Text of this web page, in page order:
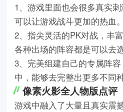
1、游戏里面也会很多真实
可以让游戏战斗更加的热血。
2、指尖灵活的PK对战，丰
各种出场的阵容都是可以去
3、完美组建自己的专属阵
中，能够去完整出更多不同
像素火影全人物版点评
游戏中融入了大量且真实震